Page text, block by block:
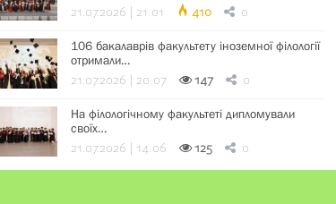
21.07.2026 | 21:01 410 0
106 бакалаврів факультету іноземної філології
отримали…
21.07.2026 | 20:07 147 0
На філологічному факультеті дипломували
своїх…
21.07.2026 | 14:06 125 0